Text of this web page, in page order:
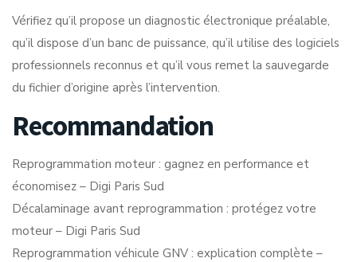
Vérifiez qu’il propose un diagnostic électronique préalable,
qu’il dispose d’un banc de puissance, qu’il utilise des logiciels
professionnels reconnus et qu’il vous remet la sauvegarde
du fichier d’origine après l’intervention.
Recommandation
Reprogrammation moteur : gagnez en performance et
économisez – Digi Paris Sud
Décalaminage avant reprogrammation : protégez votre
moteur – Digi Paris Sud
Reprogrammation véhicule GNV : explication complète –